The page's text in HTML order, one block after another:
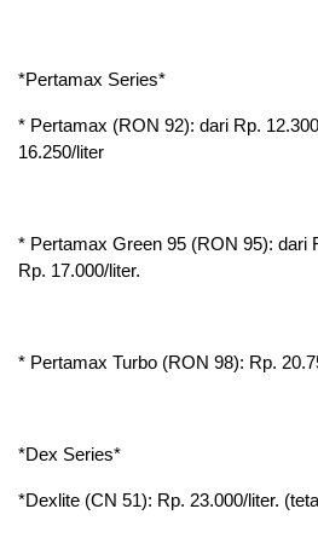
*Pertamax Series*
* Pertamax (RON 92): dari Rp.
16.250/liter
* Pertamax Green 95 (RON 95): dari
Rp. 17.000/liter.
* Pertamax Turbo (RON 98): Rp.
*Dex Series*
*Dexlite (CN 51): Rp. 23.000/liter.